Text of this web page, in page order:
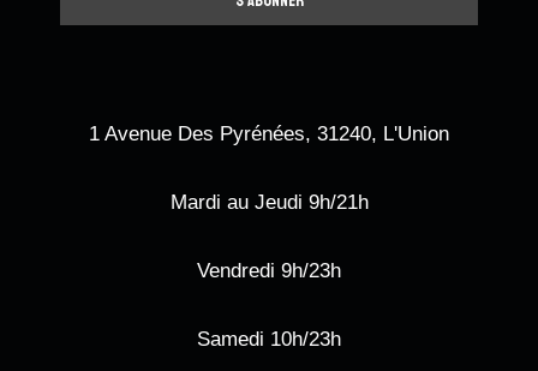
1 Avenue Des Pyrénées, 31240, L'Union
Mardi au Jeudi 9h/21h
Vendredi 9h/23h
Samedi 10h/23h